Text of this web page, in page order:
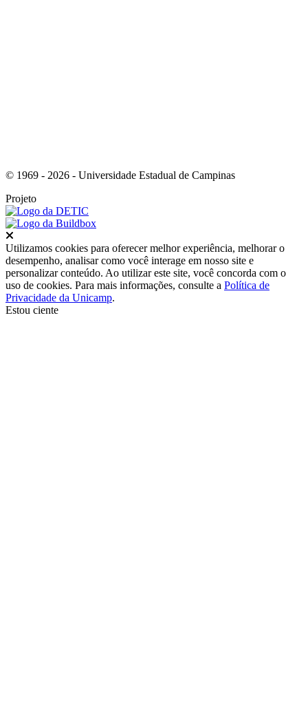
© 1969 - 2026 - Universidade Estadual de Campinas
Projeto
Utilizamos cookies para oferecer melhor experiência, melhorar o
desempenho, analisar como você interage em nosso site e
personalizar conteúdo. Ao utilizar este site, você concorda com o
uso de cookies. Para mais informações, consulte a Política de
Privacidade da Unicamp.
Estou ciente